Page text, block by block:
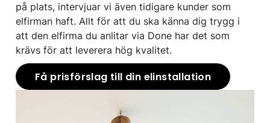
på plats, intervjuar vi även tidigare kunder som
elfirman haft. Allt för att du ska känna dig trygg i
att den elfirma du anlitar via Done har det som
krävs för att leverera hög kvalitet.
Få prisförslag till din elinstallation